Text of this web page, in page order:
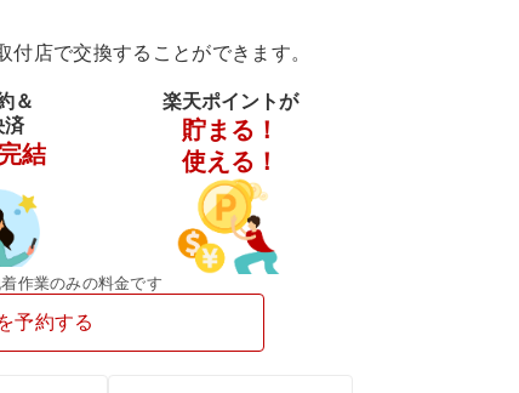
店で交換することができます。
＆
済
結
楽天ポイントが
貯まる！
使える！
作業のみの料金です
予約する